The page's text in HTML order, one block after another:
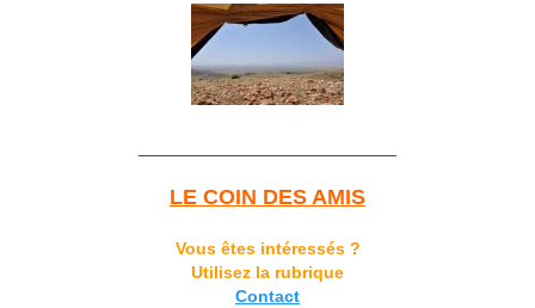
LE COIN DES AMIS
Vous êtes intéressés ?
Utilisez la rubrique
Contact